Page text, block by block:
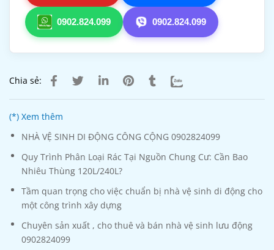
0902.824.099 0902.824.099
Chia sẻ:
(*) Xem thêm
NHÀ VỆ SINH DI ĐỘNG CÔNG CỘNG 0902824099
Quy Trình Phân Loại Rác Tại Nguồn Chung Cư: Cần Bao
Nhiêu Thùng 120L/240L?
Tầm quan trọng cho việc chuẩn bị nhà vệ sinh di động cho
một công trình xây dựng
Chuyên sản xuất , cho thuê và bán nhà vệ sinh lưu động
0902824099